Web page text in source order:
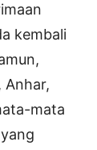
kembali
Anhar,
mata